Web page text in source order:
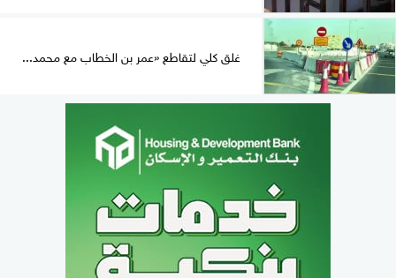
غلق كلي لتقاطع «عمر بن الخطاب مع محمد...